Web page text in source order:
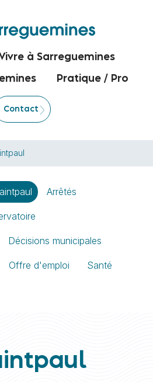
Vivre à Sarreguemines
Pratique / Pro
Contact
Arrêtés
Décisions municipales
Offre d'emploi Santé